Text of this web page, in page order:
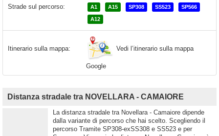
Strade sul percorso: A1 A15 SP308 SS523 SP566
A12
Itinerario sulla mappa: Vedi l’itinerario sulla mappa
Google
Distanza stradale tra NOVELLARA - CAMAIORE
La distanza stradale tra Novellara - Camaiore dipende
dalla variante di percorso che hai scelto. Scegliendo il
percorso Tramite SP308-exSS308 e SS523 e per